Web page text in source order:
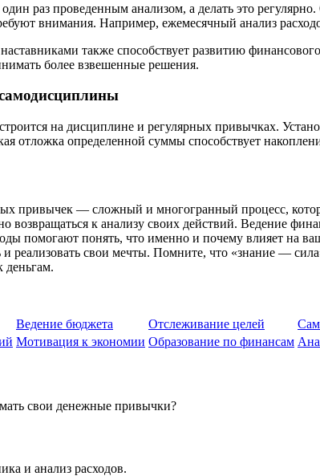
раз проведенным анализом, а делать это
внимания. Например, ежемесячный анализ
также способствует развитию
более взвешенные решения.
на дисциплине и регулярных привычках.
отложка определенной суммы способствует
привычек — сложный и многогранный процесс,
возвращаться к анализу своих действий. Ведение
помогают понять, что именно и почему влияет на
и реализовать свои мечты. Помните, что «знание —
деньгам.
Ведение бюджета Отслеживание целей
Мотивация к экономии Образование по финансам
свои денежные привычки?
и анализ расходов.